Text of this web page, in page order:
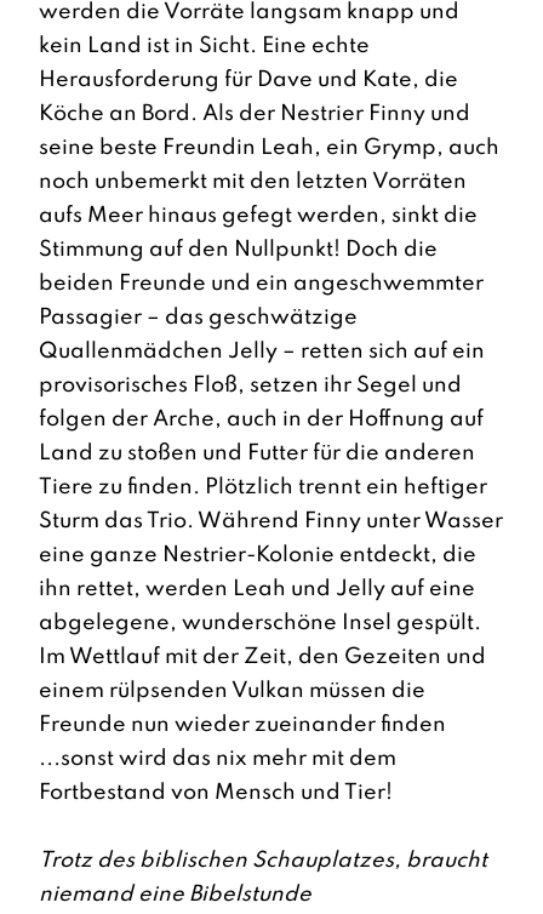
werden die Vorräte langsam knapp und
kein Land ist in Sicht. Eine echte
Herausforderung für Dave und Kate, die
Köche an Bord. Als der Nestrier Finny und
seine beste Freundin Leah, ein Grymp, auch
noch unbemerkt mit den letzten Vorräten
aufs Meer hinaus gefegt werden, sinkt die
Stimmung auf den Nullpunkt! Doch die
beiden Freunde und ein angeschwemmter
Passagier – das geschwätzige
Quallenmädchen Jelly – retten sich auf ein
provisorisches Floß, setzen ihr Segel und
folgen der Arche, auch in der Hoffnung auf
Land zu stoßen und Futter für die anderen
Tiere zu finden. Plötzlich trennt ein heftiger
Sturm das Trio. Während Finny unter Wasser
eine ganze Nestrier-Kolonie entdeckt, die
ihn rettet, werden Leah und Jelly auf eine
abgelegene, wunderschöne Insel gespült.
Im Wettlauf mit der Zeit, den Gezeiten und
einem rülpsenden Vulkan müssen die
Freunde nun wieder zueinander finden
...sonst wird das nix mehr mit dem
Fortbestand von Mensch und Tier!
Trotz des biblischen Schauplatzes, braucht
niemand eine Bibelstunde